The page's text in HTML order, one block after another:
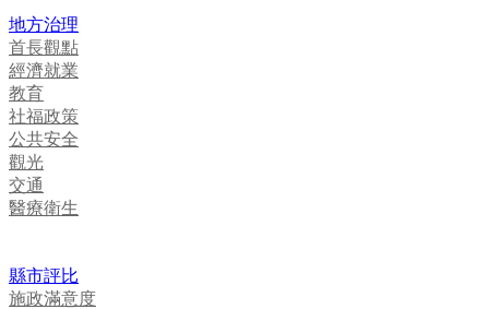
地方治理
首長觀點
經濟就業
教育
社福政策
公共安全
觀光
交通
醫療衛生
縣市評比
施政滿意度